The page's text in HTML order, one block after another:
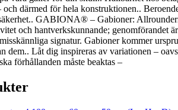
därmed för hela konstruktionen..
GABIONA® – Gabioner:
och hantverkskunnande; genomförandet
signatur. Gabioner kommer
dem.. Låt dig inspireras av variationen –
förhållanden måste beaktas –